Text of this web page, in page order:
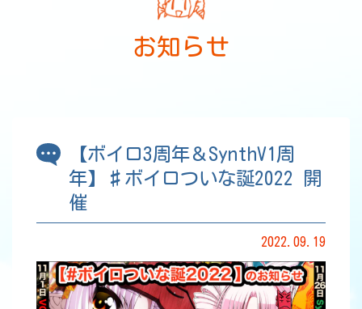
お知らせ
【ボイロ3周年＆SynthV1周
年】♯ボイロついな誕2022 開
催
2022.09.19